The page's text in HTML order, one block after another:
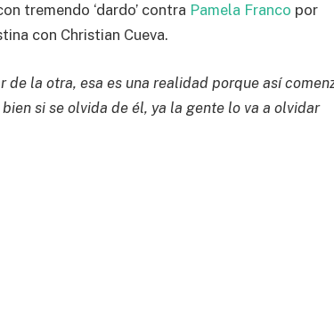
tremendo ‘dardo’ contra Pamela Franco por
con Christian Cueva.
de la otra, esa es una realidad porque así
si se olvida de él, ya la gente lo va a olvidar